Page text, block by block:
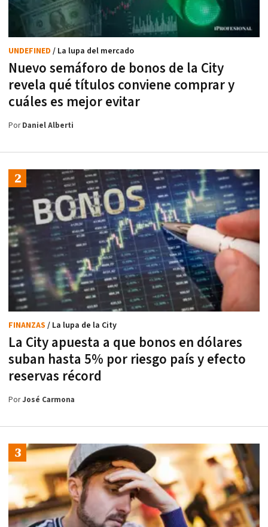
Nuevo semáforo de bonos de la City
revela qué títulos conviene comprar y
cuáles es mejor evitar
UNDEFINED / La lupa del mercado
PorDaniel Alberti
La City apuesta a que bonos en dólares
suban hasta 5% por riesgo país y efecto
reservas récord
FINANZAS / La lupa de la City
PorJosé Carmona